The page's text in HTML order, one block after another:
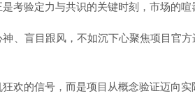
考验定力与共识的关键时刻，市场的喧
、盲目跟风，不如沉下心聚焦项目官
欢的信号，而是项目从概念验证迈向实